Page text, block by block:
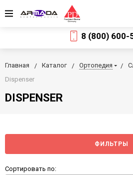
8 (800) 600-
Главная Каталог Ортопедия
Dispenser
DISPENSER
ФИЛЬТРЫ
Сортировать по: